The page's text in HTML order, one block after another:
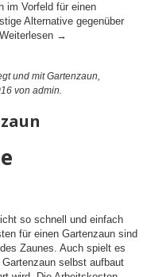
im Vorfeld für einen
Alternative gegenüber
Weiterlesen →
und mitGartenzaun,
von admin.
so schnell und einfach
für einen Gartenzaun sind
Zaunes. Auch spielt es
selbst aufbaut